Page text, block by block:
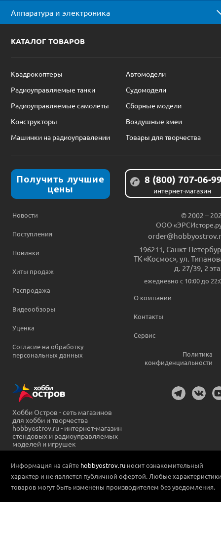
Аппаратура и электроника
КАТАЛОГ ТОВАРОВ
Квадрокоптеры
Автомодели
Радиоуправляемые танки
Судомодели
Радиоуправляемые самолеты
Сборные модели
Конструкторы
Воздушные змеи
Машинки на радиоуправлении
Товары для творчества
Получить лучшие
цены
8 (800) 707-06-
интернет-магазин
Новости
Поступления
Новинки
Хиты продаж
Распродажа
Видеообзоры
Уценка
Согласие на обработку
персональных данных
© 2002 –
ООО
196211 Санкт-
ТК «Космос», ул.
д. 27/39, 2
ежедневно c 10:00 до
О компании
Контакты
Сервис
Политика
конфиденциальности
Хобби Остров - сеть магазинов
для хобби и творчества
hobbyostrov.ru - интернет-магазин
стендовых и радиоуправляемых
моделей и игрушек
Информация на сайте hobbyostrov.ru носит ознакомительный
характер и не является публичной офертой. Любые
товаров могут быть изменены производителем без уведомления.